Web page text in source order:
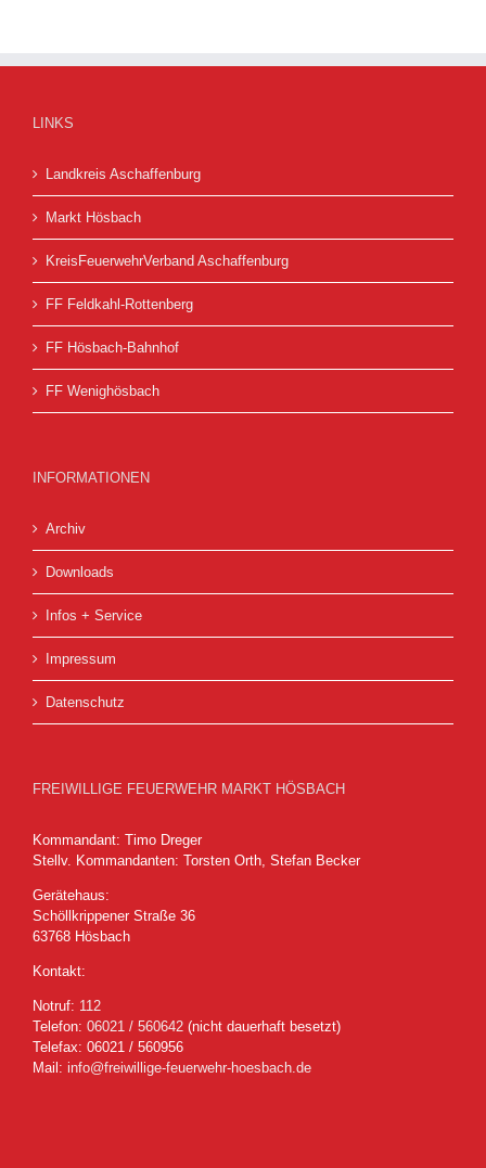
LINKS
Landkreis Aschaffenburg
Markt Hösbach
KreisFeuerwehrVerband Aschaffenburg
FF Feldkahl-Rottenberg
FF Hösbach-Bahnhof
FF Wenighösbach
INFORMATIONEN
Archiv
Downloads
Infos + Service
Impressum
Datenschutz
FREIWILLIGE FEUERWEHR MARKT HÖSBACH
Kommandant: Timo Dreger
Stellv. Kommandanten: Torsten Orth, Stefan Becker
Gerätehaus:
Schöllkrippener Straße 36
63768 Hösbach
Kontakt:
Notruf: 112
Telefon: 06021 / 560642 (nicht dauerhaft besetzt)
Telefax: 06021 / 560956
Mail: info@freiwillige-feuerwehr-hoesbach.de